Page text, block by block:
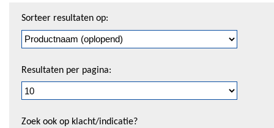
pagineren
Sorteer resultaten op:
Resultaten per pagina:
Zoek ook op klacht/indicatie?